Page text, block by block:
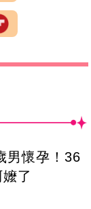
男懷孕！36
了